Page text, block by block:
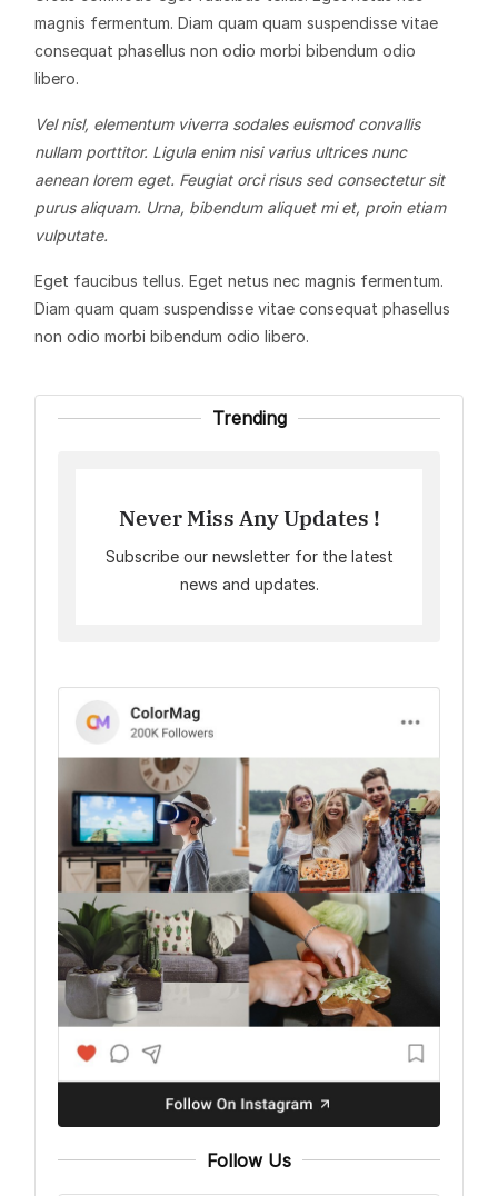
magnis fermentum. Diam quam quam suspendisse vitae
consequat phasellus non odio morbi bibendum odio
libero.
Vel nisl, elementum viverra sodales euismod convallis
nullam porttitor. Ligula enim nisi varius ultrices nunc
aenean lorem eget. Feugiat orci risus sed consectetur sit
purus aliquam. Urna, bibendum aliquet mi et, proin etiam
vulputate.
Eget faucibus tellus. Eget netus nec magnis fermentum.
Diam quam quam suspendisse vitae consequat phasellus
non odio morbi bibendum odio libero.
Trending
Never Miss Any Updates !
Subscribe our newsletter for the latest
news and updates.
Follow Us